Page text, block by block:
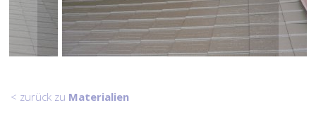
< zurück zu Materialien